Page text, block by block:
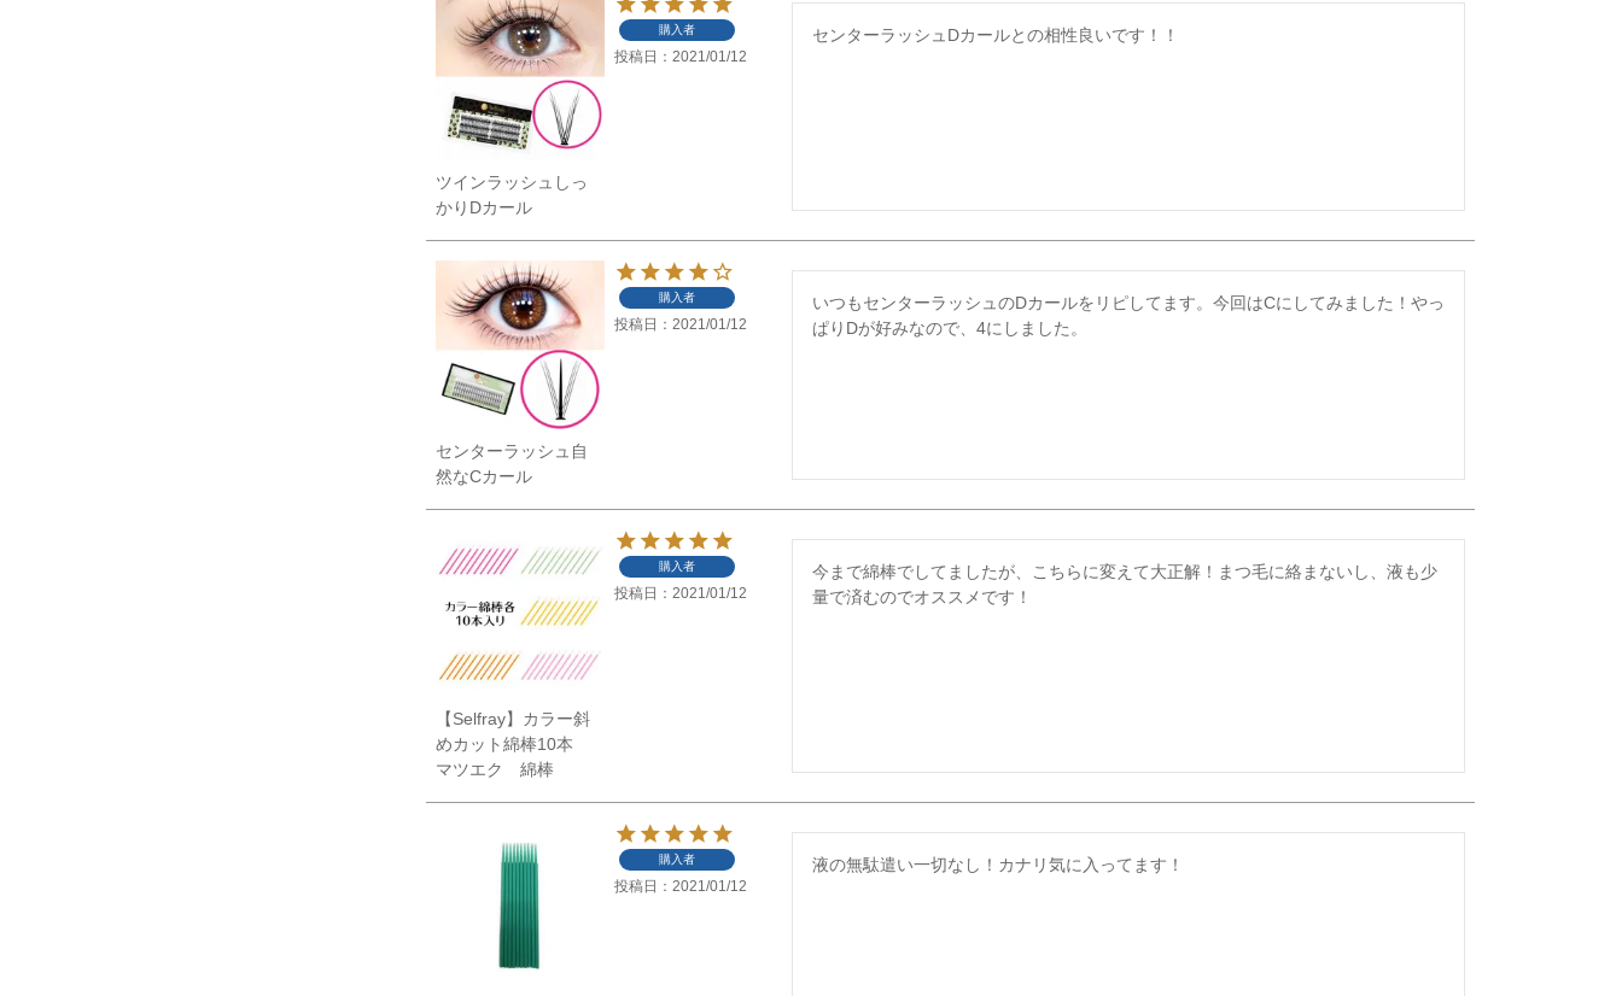
ツインラッシュしっ
かりDカール
購入者
投稿日 2021/01/12
センターラッシュDカールとの相性良いです！！
センターラッシュ自
然なCカール
購入者
投稿日 2021/01/12
いつもセンターラッシュのDカールをリピしてます。今回はCにしてみました！やっ
ぱりDが好みなので、4にしました。
【Selfray】カラー斜
めカット綿棒10本
マツエク 綿棒
購入者
投稿日 2021/01/12
今まで綿棒でしてましたが、こちらに変えて大正解！まつ毛に絡まないし、液も少
量で済むのでオススメです！
購入者
投稿日 2021/01/12
液の無駄遣い一切なし！カナリ気に入ってます！